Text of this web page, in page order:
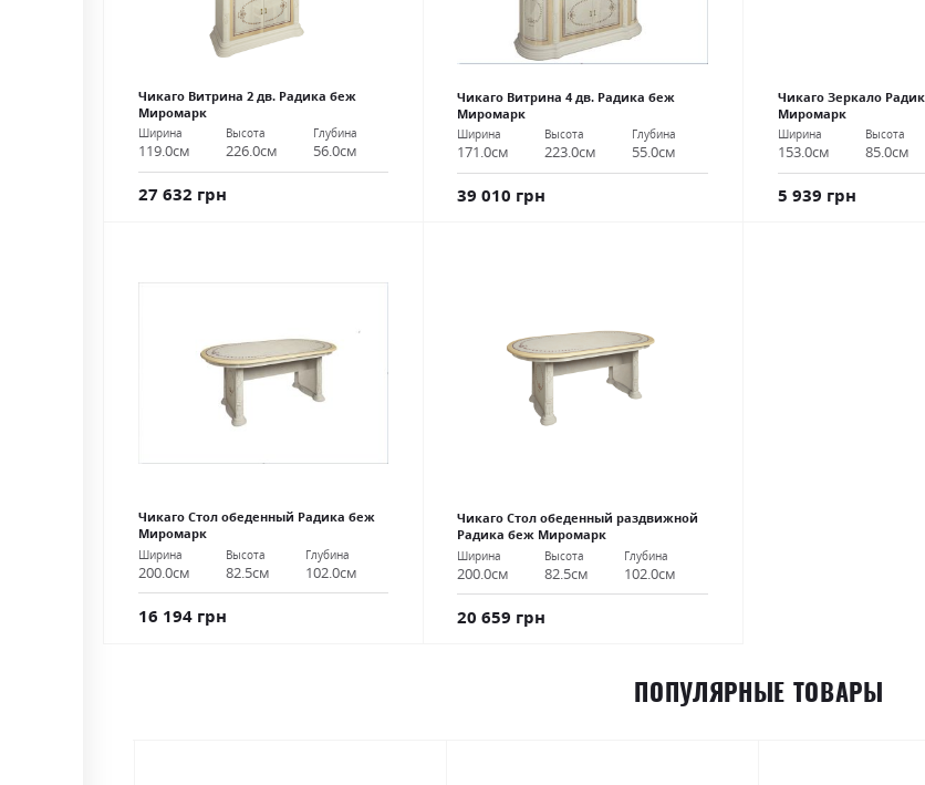
Чикаго Витрина 2 дв. Радика беж
Миромарк
Ширина
119.0см
Высота
226.0см
Глубина
56.0см
27 632 грн
Чикаго Витрина 4 дв. Радика беж
Миромарк
Ширина
171.0см
Высота
223.0см
Глубина
55.0см
39 010 грн
Чикаго Зеркало
Миромарк
Ширина
153.0см
Высота
85.0см
5 939 грн
Чикаго Стол обеденный Радика беж
Миромарк
Ширина
200.0см
Высота
82.5см
Глубина
102.0см
16 194 грн
Чикаго Стол обеденный раздвижной
Радика беж Миромарк
Ширина
200.0см
Высота
82.5см
Глубина
102.0см
20 659 грн
ПОПУЛЯРНЫЕ ТОВАРЫ